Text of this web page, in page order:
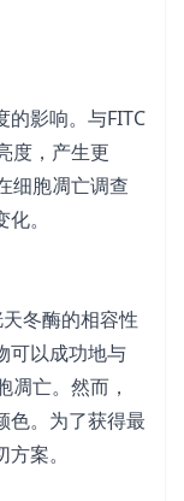
的影响。与FITC
度，产生更
细胞凋亡调查
。
冬酶的相容性
可以成功地与
凋亡。然而，
色。为了获得最
案。